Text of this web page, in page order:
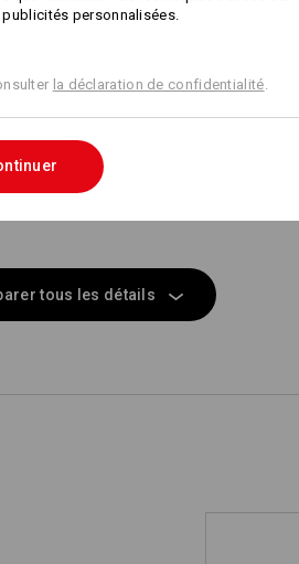
11
+8 autres caractéristiques
tous les détails
personnalisées.
la déclaration de confidentialité